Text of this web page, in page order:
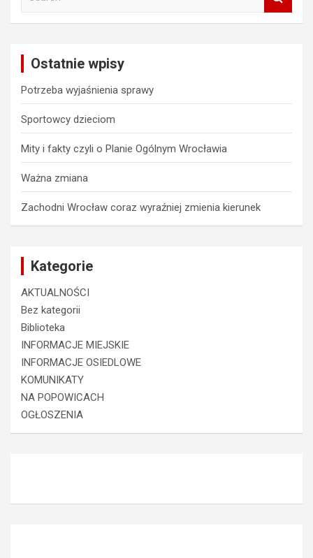
Ostatnie wpisy
Potrzeba wyjaśnienia sprawy
Sportowcy dzieciom
Mity i fakty czyli o Planie Ogólnym Wrocławia
Ważna zmiana
Zachodni Wrocław coraz wyraźniej zmienia kierunek
Kategorie
AKTUALNOŚCI
Bez kategorii
Biblioteka
INFORMACJE MIEJSKIE
INFORMACJE OSIEDLOWE
KOMUNIKATY
NA POPOWICACH
OGŁOSZENIA